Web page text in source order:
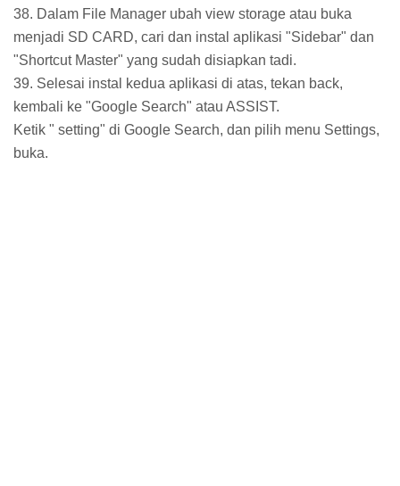
38. Dalam File Manager ubah view storage atau buka
menjadi SD CARD, cari dan instal aplikasi "Sidebar" dan
"Shortcut Master" yang sudah disiapkan tadi.
39. Selesai instal kedua aplikasi di atas, tekan back,
kembali ke "Google Search" atau ASSIST.
Ketik " setting" di Google Search, dan pilih menu Settings,
buka.